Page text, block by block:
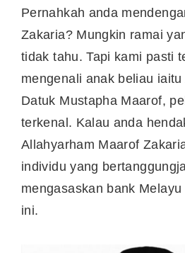
Pernahkah anda
Zakaria? Mungkin ramai
tidak tahu. Tapi kami pasti
mengenali anak beliau
Datuk Mustapha Maarof,
terkenal. Kalau anda
Allahyarham Maarof
individu yang
mengasaskan bank
ini.